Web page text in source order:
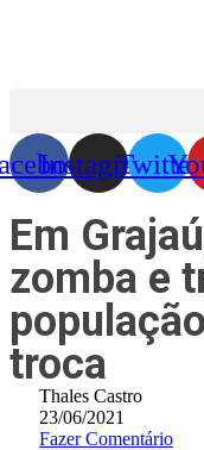
InstagramTwitter
Em
zomba e
troca
Thales Castro
23/06/2021
Fazer Comentário